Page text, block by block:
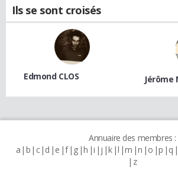
Ils se sont croisés
Edmond CLOS Jérôme
Annuaire des membres :
a b c d e f g h i j k l m n o p q
z